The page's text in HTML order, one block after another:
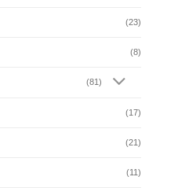
(23)
(8)
(81)
(17)
(21)
(11)